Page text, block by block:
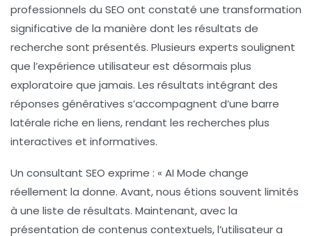
professionnels du SEO ont constaté une transformation
significative de la manière dont les résultats de
recherche sont présentés. Plusieurs experts soulignent
que l’expérience utilisateur est désormais plus
exploratoire que jamais. Les résultats intégrant des
réponses génératives s’accompagnent d’une barre
latérale riche en liens, rendant les recherches plus
interactives et informatives.
Un consultant SEO exprime : « AI Mode change
réellement la donne. Avant, nous étions souvent limités
à une liste de résultats. Maintenant, avec la
présentation de contenus contextuels, l’utilisateur a